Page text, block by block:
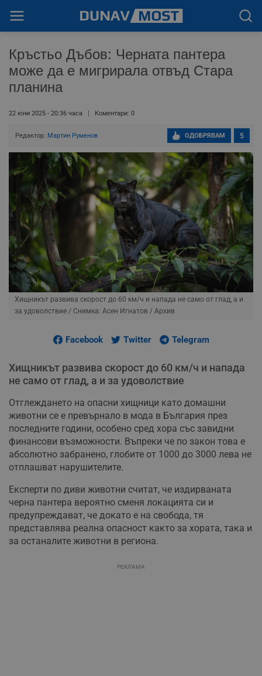
Кръстьо Дъбов: Черната пантера
може да е мигрирала отвъд Стара
планина
22 юни 2025 - 20:36 часа Коментари: 0
Редактор: Мартин Руменов 5
ОДОБРЯВАМ
Хищникът развива скорост до 60 км/ч и напада не само от глад, а и
за удоволствие / Снимка: Асен Игнатов / Архив
Facebook Twitter Telegram
Хищникът развива скорост до 60 км/ч и напада
не само от глад, а и за удоволствие
Отглеждането на опасни хищници като домашни
животни се е превърнало в мода в България през
последните години, особено сред хора със завидни
финансови възможности. Въпреки че по закон това е
абсолютно забранено, глобите от 1000 до 3000 лева не
отплашват нарушителите.
Експерти по диви животни считат, че издирваната
черна пантера вероятно сменя локацията си и
предупреждават, че докато е на свобода, тя
представлява реална опасност както за хората, така и
за останалите животни в региона.
РЕКЛАМА